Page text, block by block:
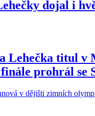
dojal i
Lehečka titul v
prohrál se